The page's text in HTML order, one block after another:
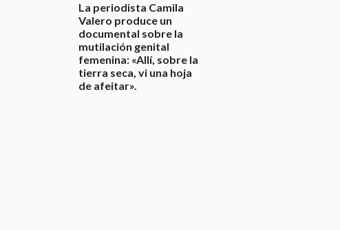
La periodista Camila
Valero produce un
documental sobre la
mutilación genital
femenina: «Allí, sobre la
tierra seca, vi una hoja
de afeitar».